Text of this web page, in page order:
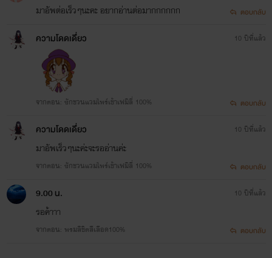
มาอัพต่อเร็วๆนะคะ อยากอ่านต่อมากกกกกก
ตอบกลับ
ความโดดเดึี่ยว
จากตอน: ฃักชวนแวมไพร์เข้าเฟมิลี่ 100%
10 ปีที่แล้ว
ตอบกลับ
ความโดดเดึี่ยว
มาอัพเร็วๆนะค่ะจะรออ่านค่ะ
จากตอน: ฃักชวนแวมไพร์เข้าเฟมิลี่ 100%
10 ปีที่แล้ว
ตอบกลับ
9.00 น.
รอค้าาา
จากตอน: พรมลิขิตสีเลือด100%
10 ปีที่แล้ว
ตอบกลับ